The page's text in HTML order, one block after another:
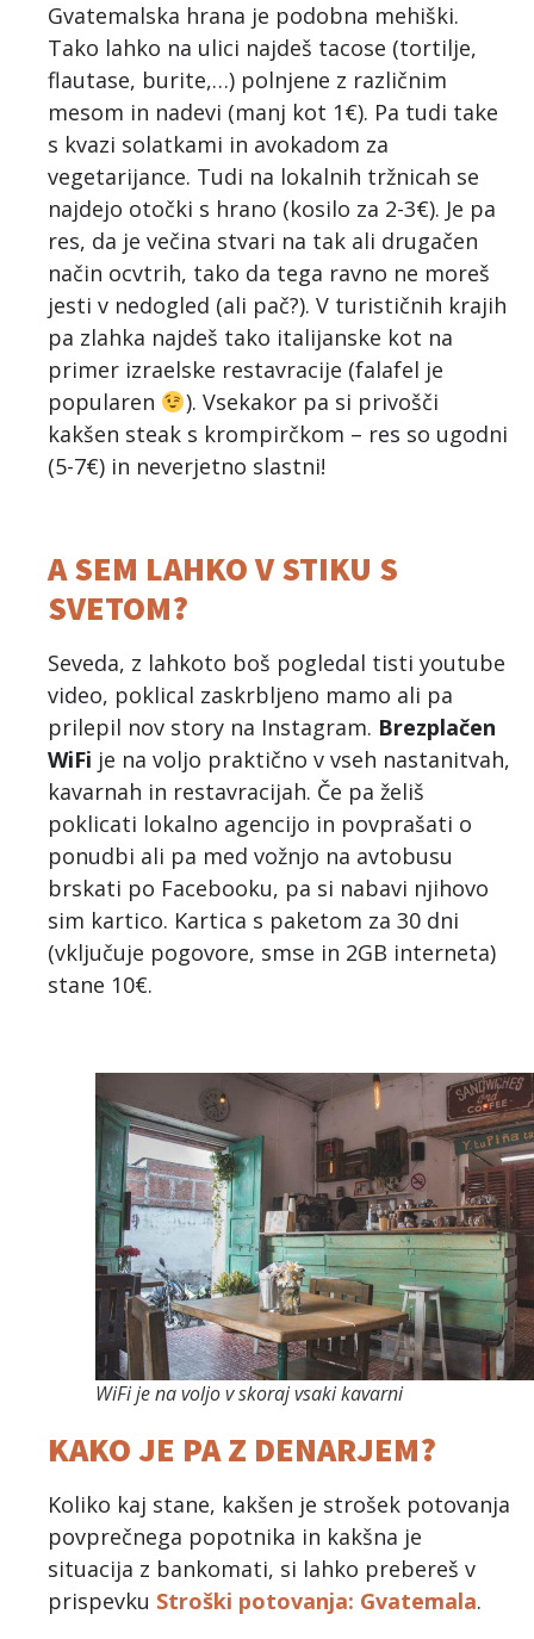
Gvatemalska hrana je podobna mehiški.
Tako lahko na ulici najdeš tacose (tortilje,
flautase, burite,…) polnjene z različnim
mesom in nadevi (manj kot 1€). Pa tudi take
s kvazi solatkami in avokadom za
vegetarijance. Tudi na lokalnih tržnicah se
najdejo otočki s hrano (kosilo za 2-3€). Je pa
res, da je večina stvari na tak ali drugačen
način ocvtrih, tako da tega ravno ne moreš
jesti v nedogled (ali pač?). V turističnih krajih
pa zlahka najdeš tako italijanske kot na
primer izraelske restavracije (falafel je
popularen
). Vsekakor pa si privošči
kakšen steak s krompirčkom – res so ugodni
(5-7€) in neverjetno slastni!
A SEM LAHKO V STIKU S
SVETOM?
Seveda, z lahkoto boš pogledal tisti youtube
video, poklical zaskrbljeno mamo ali pa
prilepil nov story na Instagram. Brezplačen
WiFi je na voljo praktično v vseh nastanitvah,
kavarnah in restavracijah. Če pa želiš
poklicati lokalno agencijo in povprašati o
ponudbi ali pa med vožnjo na avtobusu
brskati po Facebooku, pa si nabavi njihovo
sim kartico. Kartica s paketom za 30 dni
(vključuje pogovore, smse in 2GB interneta)
stane 10€.
WiFi je na voljo v skoraj vsaki kavarni
KAKO JE PA Z DENARJEM?
Koliko kaj stane, kakšen je strošek potovanja
povprečnega popotnika in kakšna je
situacija z bankomati, si lahko prebereš v
prispevku Stroški potovanja: Gvatemala.